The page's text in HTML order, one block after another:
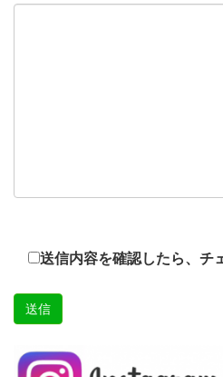
送信内容を確認したら、チ